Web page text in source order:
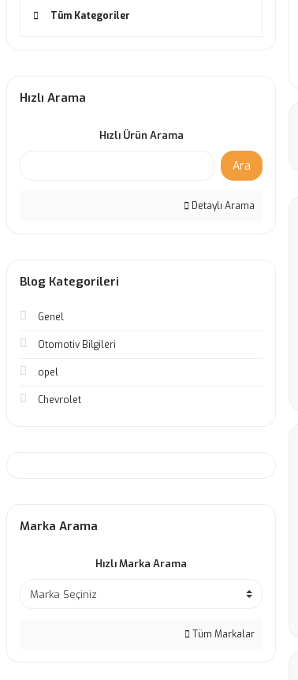
Tüm Kategoriler
Hızlı Arama
Hızlı Ürün Arama
Ara
Detaylı Arama
Blog Kategorileri
Genel
Otomotiv Bilgileri
opel
Chevrolet
Marka Arama
Hızlı Marka Arama
Tüm Markalar